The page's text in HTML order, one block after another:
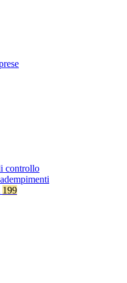
controllo
199